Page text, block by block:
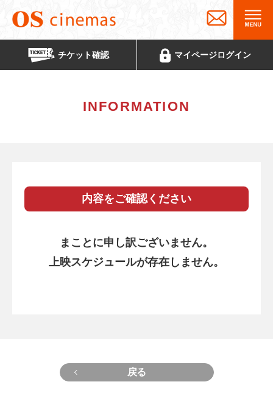
チケット確認 マイページログイン
INFORMATION
内容をご確認ください
まことに申し訳ございません。
上映スケジュールが存在しません。
戻る